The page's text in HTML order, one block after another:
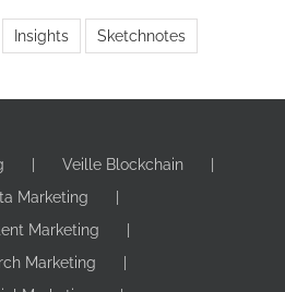
Insights Sketchnotes
Veille Blockchain
Marketing
Marketing
Marketing